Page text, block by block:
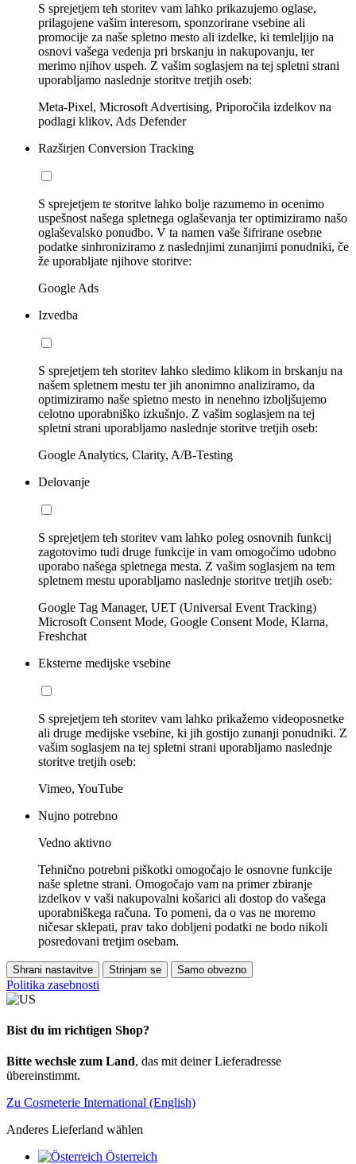
S sprejetjem teh storitev vam lahko prikazujemo oglase,
prilagojene vašim interesom, sponzorirane vsebine ali
promocije za naše spletno mesto ali izdelke, ki temleljijo na
osnovi vašega vedenja pri brskanju in nakupovanju, ter
merimo njihov uspeh. Z vašim soglasjem na tej spletni strani
uporabljamo naslednje storitve tretjih oseb:
Meta-Pixel, Microsoft Advertising, Priporočila izdelkov na
podlagi klikov, Ads Defender
Razširjen Conversion Tracking
S sprejetjem te storitve lahko bolje razumemo in ocenimo
uspešnost našega spletnega oglaševanja ter optimiziramo našo
oglaševalsko ponudbo. V ta namen vaše šifrirane osebne
podatke sinhroniziramo z naslednjimi zunanjimi ponudniki, če
že uporabljate njihove storitve:
Google Ads
Izvedba
S sprejetjem teh storitev lahko sledimo klikom in brskanju na
našem spletnem mestu ter jih anonimno analiziramo, da
optimiziramo naše spletno mesto in nenehno izboljšujemo
celotno uporabniško izkušnjo. Z vašim soglasjem na tej
spletni strani uporabljamo naslednje storitve tretjih oseb:
Google Analytics, Clarity, A/B-Testing
Delovanje
S sprejetjem teh storitev vam lahko poleg osnovnih funkcij
zagotovimo tudi druge funkcije in vam omogočimo udobno
uporabo našega spletnega mesta. Z vašim soglasjem na tem
spletnem mestu uporabljamo naslednje storitve tretjih oseb:
Google Tag Manager, UET (Universal Event Tracking)
Microsoft Consent Mode, Google Consent Mode, Klarna,
Freshchat
Eksterne medijske vsebine
S sprejetjem teh storitev vam lahko prikažemo videoposnetke
ali druge medijske vsebine, ki jih gostijo zunanji ponudniki. Z
vašim soglasjem na tej spletni strani uporabljamo naslednje
storitve tretjih oseb:
Vimeo, YouTube
Nujno potrebno
Vedno aktivno
Tehnično potrebni piškotki omogočajo le osnovne funkcije
naše spletne strani. Omogočajo vam na primer zbiranje
izdelkov v vaši nakupovalni košarici ali dostop do vašega
uporabniškega računa. To pomeni, da o vas ne moremo
ničesar sklepati, prav tako dobljeni podatki ne bodo nikoli
posredovani tretjim osebam.
Shrani nastavitve Strinjam se Samo obvezno
Politika zasebnosti
Bist du im richtigen Shop?
Bitte wechsle zum Land, das mit deiner Lieferadresse
übereinstimmt.
Zu Cosmeterie International (English)
Anderes Lieferland wählen
Österreich